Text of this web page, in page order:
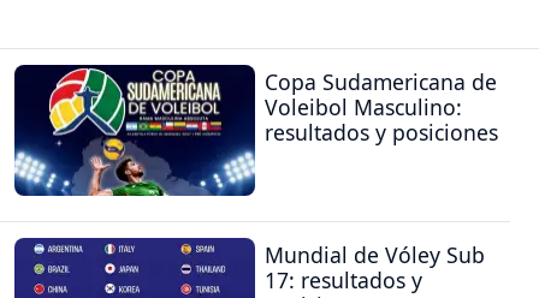
Copa Sudamericana de
Voleibol Masculino:
resultados y posiciones
Mundial de Vóley Sub
17: resultados y